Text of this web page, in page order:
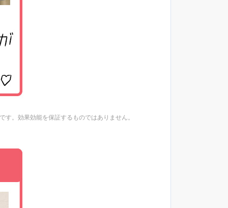
す。効果効能を保証するものではありません。